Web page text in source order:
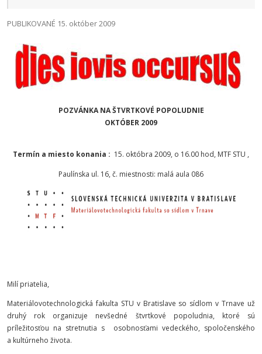
PUBLIKOVANÉ 15. október 2009
POZVÁNKA NA ŠTVRTKOVÉ POPOLUDNIE
OKTÓBER 2009
Termín a miesto konania : 15. októbra 2009, o 16.00 hod, MTF STU ,
Paulínska ul. 16, č. miestnosti: malá aula 086
Milí priatelia,
Materiálovotechnologická fakulta STU v Bratislave so sídlom v Trnave už
druhý rok organizuje nevšedné štvrtkové popoludnia, ktoré sú
príležitosťou na stretnutia s osobnosťami vedeckého, spoločenského
a kultúrneho života.